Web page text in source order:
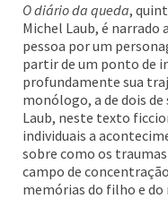
O diário da queda,
Michel Laub, é
pessoa por um
partir de um ponto de
profundamente sua
monólogo, a de dois de
Laub, neste texto
individuais a
sobre como os
campo de
memórias do filho e do